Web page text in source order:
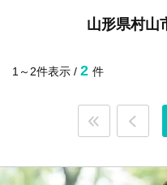
山形県村山
1～2件表示 / 2 件